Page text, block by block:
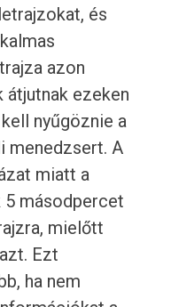
és
azon
átjutnak ezeken
nyűgöznie a
menedzsert. A
miatt a
másodpercet
mielőtt
Ezt
ha nem